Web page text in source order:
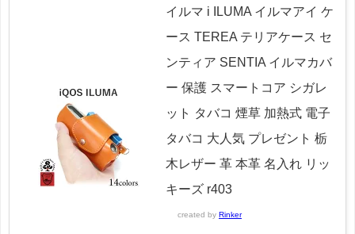
イルマ i ILUMA イルマアイ ケ
ース TEREA テリアケース セ
ンティア SENTIA イルマカバ
ー 保護 スマートコア シガレ
ット タバコ 煙草 加熱式 電子
タバコ 大人気 プレゼント 栃
木レザー 革 本革 名入れ リッ
キーズ r403
created by Rinker